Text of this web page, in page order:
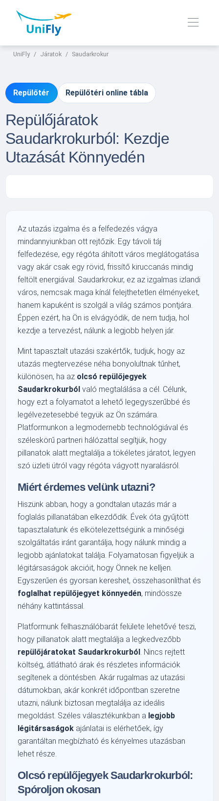
UniFly Járatok Saudarkrokur
Repülőtér Repülőtéri online tábla
Repülőjáratok
Saudarkrokurból: Kezdje
Utazását Könnyedén
Az utazás izgalma és a felfedezés vágya
mindannyiunkban ott rejtőzik. Egy távoli táj
felfedezése, egy régóta áhított város meglátogatása
vagy akár csak egy rövid, frissítő kiruccanás mindig
feltölt energiával. Saudarkrokur, ez az izgalmas izlandi
város, nemcsak maga kínál felejthetetlen élményeket,
hanem kapuként is szolgál a világ számos pontjára.
Éppen ezért, ha Ön is elvágyódik, de nem tudja, hol
kezdje a tervezést, nálunk a legjobb helyen jár.
Mint tapasztalt utazási szakértők, tudjuk, hogy az
utazás megtervezése néha bonyolultnak tűnhet,
különösen, ha az olcsó repülőjegyek
Saudarkrokurból való megtalálása a cél. Célunk,
hogy ezt a folyamatot a lehető legegyszerűbbé és
legélvezetesebbé tegyük az Ön számára.
Platformunkon a legmodernebb technológiával és
széleskörű partneri hálózattal segítjük, hogy
pillanatok alatt megtalálja a tökéletes járatot, legyen
szó üzleti útról vagy régóta vágyott nyaralásról.
Miért érdemes velünk utazni?
Hiszünk abban, hogy a gondtalan utazás már a
foglalás pillanatában elkezdődik. Évek óta gyűjtött
tapasztalatunk és elkötelezettségünk a minőségi
szolgáltatás iránt garantálja, hogy nálunk mindig a
legjobb ajánlatokat találja. Folyamatosan figyeljük a
légitársaságok akcióit, hogy Önnek ne kelljen.
Egyszerűen és gyorsan kereshet, összehasonlíthat és
foglalhat repülőjegyet könnyedén, mindössze
néhány kattintással.
Platformunk felhasználóbarát felülete lehetővé teszi,
hogy pillanatok alatt megtalálja a legkedvezőbb
repülőjáratokat Saudarkrokurból . Nincs rejtett
költség, átlátható árak és részletes információk
segítenek a döntésben. Akár rugalmas az utazási
dátumokban, akár konkrét időpontban szeretne
utazni, nálunk biztosan megtalálja az ideális
megoldást. Széles választékunkban a legjobb
légitársaságok ajánlatai is elérhetőek, így
garantáltan megbízható és kényelmes utazásban
lehet része.
Olcsó repülőjegyek Saudarkrokurból:
Spóroljon okosan